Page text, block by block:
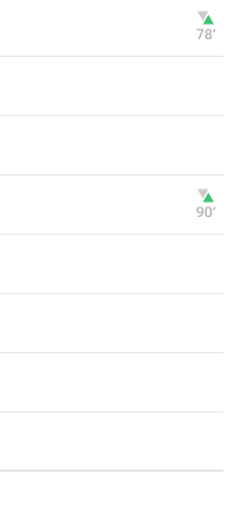
78‎’‎
90‎’‎